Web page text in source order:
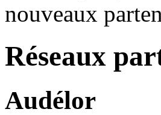
nouveaux
Réseaux
Audélor